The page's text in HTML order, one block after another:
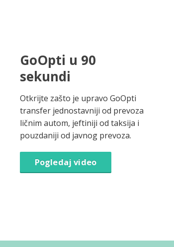
GoOpti u 90
sekundi
Otkrijte zašto je upravo GoOpti
transfer jednostavniji od prevoza
ličnim autom, jeftiniji od taksija i
pouzdaniji od javnog prevoza.
Pogledaj video